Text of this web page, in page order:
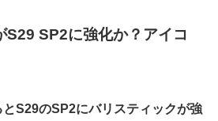
S29 SP2に強化か？アイコ
S29のSP2にバリスティックが強